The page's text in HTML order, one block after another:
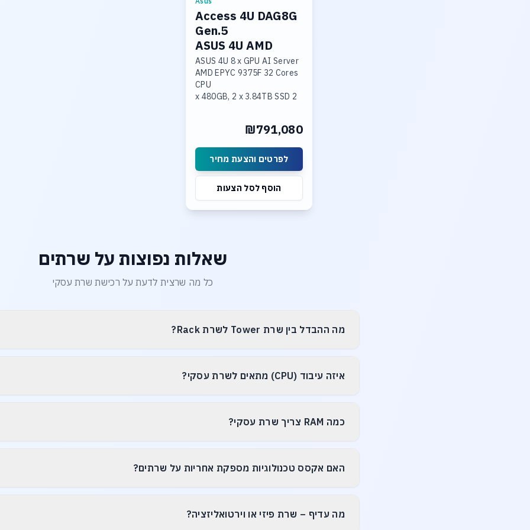
Access 4U DAG8G
Gen.5
ASUS 4U AMD
GPU/AI Server
ASUS 4U 8 x GPU AI Server
AMD EPYC 9375F 32 Cores
CPU
2 x 480GB, 2 x 3.84TB SSD
96GB GDDR7
₪791,080
לפרטים והצעת מחיר
הוסף לסל הצעות
שאלות נפוצות על שרתים
כל מה שרצית לדעת על רכישת שרת עסקי
מה ההבדל בין שרת Tower לשרת Rack?
איזה עיבוד (CPU) מתאים לשרת עסקי?
כמה RAM צריך שרת עסקי?
האם אקסס טכנולוגיות מספקת אחריות על שרתים?
מה עדיף – שרת פיזי או וירטואליזציה?